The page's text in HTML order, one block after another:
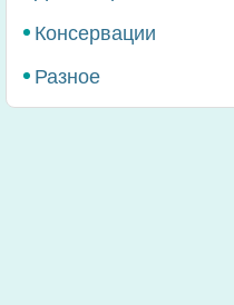
Консервации
Разное